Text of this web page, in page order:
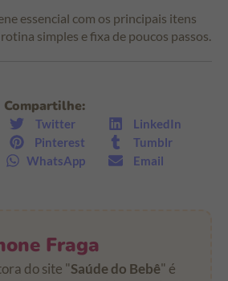
essencial com os principais itens
simples e fixa de poucos passos.
Compartilhe:
Twitter
LinkedIn
Pinterest
Tumblr
WhatsApp Email
Fraga
do site "Saúde do Bebê" é